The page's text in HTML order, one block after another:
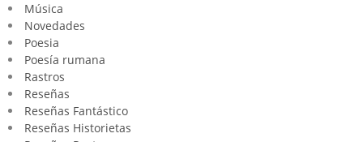
Música
Novedades
Poesia
Poesía rumana
Rastros
Reseñas
Reseñas Fantástico
Reseñas Historietas